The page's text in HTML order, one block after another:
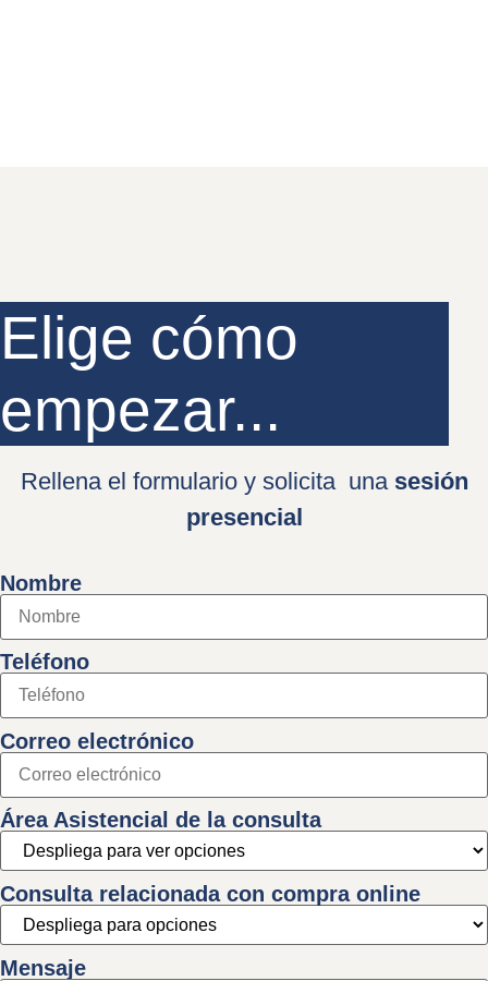
Elige cómo
empezar...
Rellena el formulario y solicita una sesión
presencial
Nombre
Teléfono
Correo electrónico
Área Asistencial de la consulta
Consulta relacionada con compra online
Mensaje